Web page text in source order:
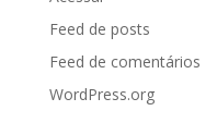
Feed de posts
Feed de comentários
WordPress.org